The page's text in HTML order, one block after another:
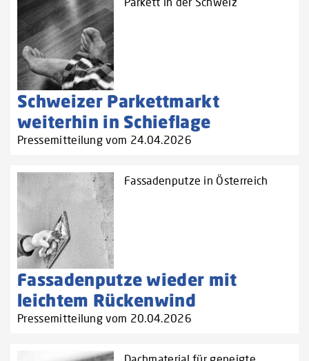
Schweizer Parkettmarkt
weiterhin in Schieflage
Pressemitteilung vom 24.04.2026
Fassadenputze in Österreich
Fassadenputze wieder mit
leichtem Rückenwind
Pressemitteilung vom 20.04.2026